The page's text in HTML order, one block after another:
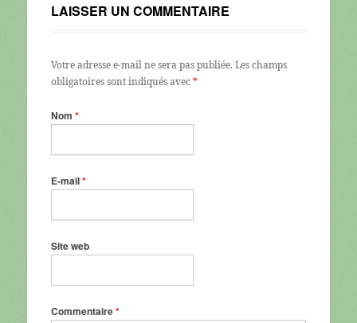
LAISSER UN COMMENTAIRE
Votre adresse e-mail ne sera pas publiée. Les champs
obligatoires sont indiqués avec*
Nom *
E-mail*
Site web
Commentaire*